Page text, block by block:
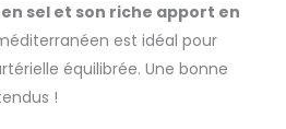
sel et son riche apport en
est idéal pour
équilibrée. Une bonne
!